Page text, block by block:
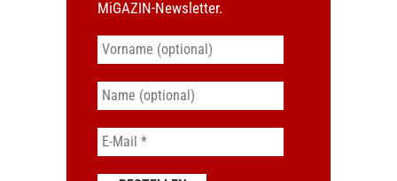
MiGAZIN-Newsletter.